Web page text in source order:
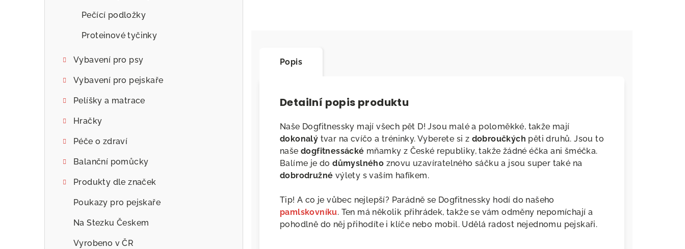
Pečící podložky
Proteinové tyčinky
Vybavení pro psy
Vybavení pro pejskaře
Pelíšky a matrace
Hračky
Péče o zdraví
Balanční pomůcky
Produkty dle značek
Poukazy pro pejskaře
Na Stezku Českem
Vyrobeno v ČR
Popis
Detailní popis produktu
Naše Dogfitnessky mají všech pět D! Jsou malé a poloměkké, takže mají
dokonalý tvar na cvíčo a tréninky. Vyberete si z dobroučkých pěti druhů. Jsou to
naše dogfitnessácké mňamky z České republiky, takže žádné éčka ani šméčka.
Balíme je dodůmyslného znovu uzavíratelného sáčku a jsou super také na
dobrodružné výlety s vaším hafíkem.
Tip! A co je vůbec nejlepší? Parádně se Dogfitnessky hodí do našeho
pamlskovníku. Ten má několik přihrádek, takže se vám odměny nepomíchají a
pohodlně do něj přihodíte i klíče nebo mobil. Udělá radost nejednomu pejskaři.